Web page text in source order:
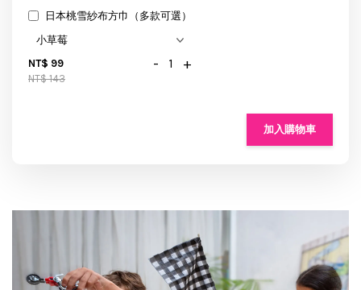
日本桃雪紗布方巾（多款可選）
NT$ 99
NT$ 143
- +
加入購物車